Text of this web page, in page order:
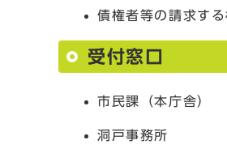
債権者等の請求す
受付窓口
市民課（本庁舎）
洞戸事務所